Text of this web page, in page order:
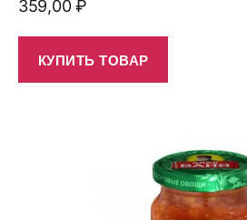
359,00₽
КУПИТЬ ТОВАР